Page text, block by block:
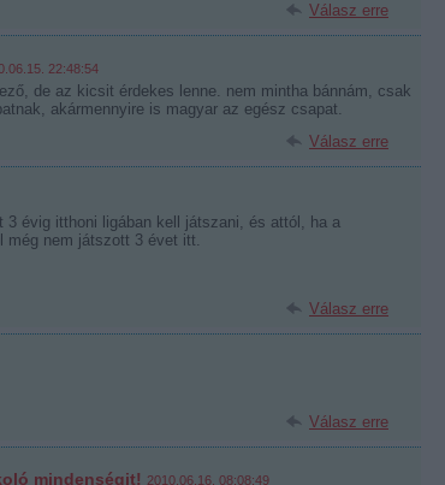
Válasz erre
22:48:54
de az kicsit érdekes lenne. nem mintha bánnám, csak
akármennyire is magyar az egész csapat.
Válasz erre
3 évig itthoni ligában kell játszani, és attól, ha a
még nem játszott 3 évet itt.
Válasz erre
Válasz erre
mindenségit! 2010.06.16. 08:08:49